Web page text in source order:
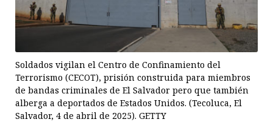
Soldados vigilan el Centro de Confinamiento del
Terrorismo (CECOT), prisión construida para miembros
de bandas criminales de El Salvador pero que también
alberga a deportados de Estados Unidos. (Tecoluca, El
Salvador, 4 de abril de 2025). GETTY